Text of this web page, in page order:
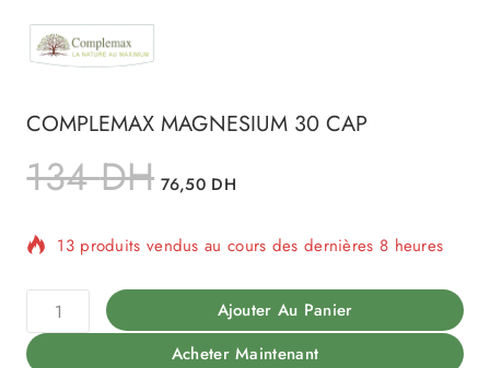
COMPLEMAX MAGNESIUM 30 CAP
134DH 76,50 DH
13 produits vendus au cours des dernières 8 heures
Vente rapide ! Plus de 6 personnes ont dans leur
panier
Ajouter Au Panier
Acheter Maintenant